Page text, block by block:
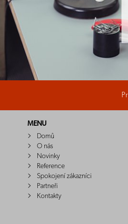
MENU
Domů
O nás
Novinky
Reference
Spokojení zákazníci
Partneři
Kontakty